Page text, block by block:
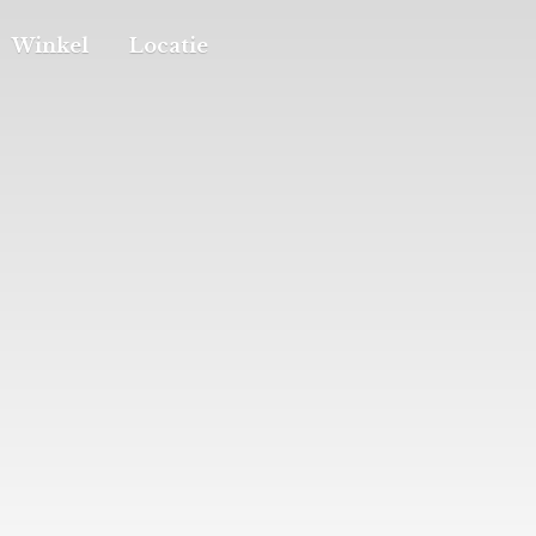
Winkel Locatie